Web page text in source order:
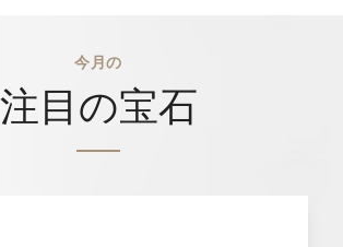
今月の
注目の宝石